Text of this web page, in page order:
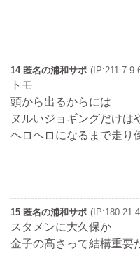
14 匿名の浦和サポ
トモ
頭から出るからには
ヌルいジョギングだけは
ヘロヘロになるまで走り
15 匿名の浦和サポ
スタメンに大久保か
金子の高さって結構重要